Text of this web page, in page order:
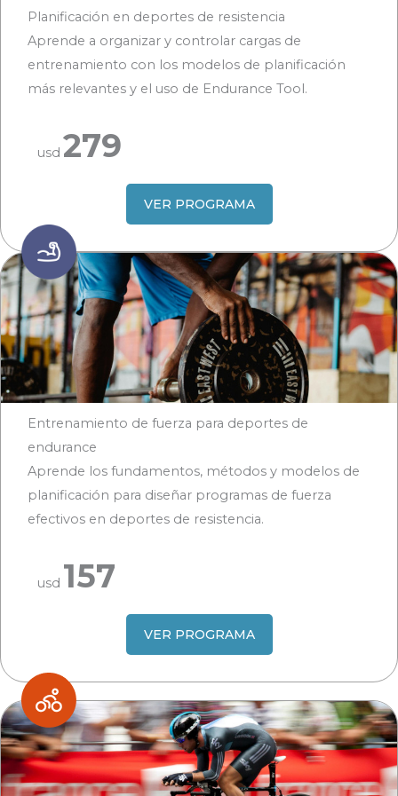
Planificación en deportes de resistencia
Aprende a organizar y controlar cargas de
entrenamiento con los modelos de planificación
más relevantes y el uso de Endurance Tool.
usd 279
VER PROGRAMA
Entrenamiento de fuerza para deportes de
endurance
Aprende los fundamentos, métodos y modelos de
planificación para diseñar programas de fuerza
efectivos en deportes de resistencia.
usd 157
VER PROGRAMA